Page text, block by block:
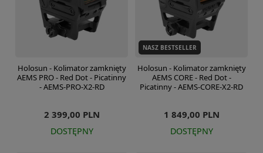
Holosun - Kolimator zamknięty
AEMS PRO - Red Dot - Picatinny
- AEMS-PRO-X2-RD
2 399,00 PLN
DOSTĘPNY
NASZ BESTSELLER
Holosun - Kolimator zamknięty
AEMS CORE - Red Dot -
Picatinny - AEMS-CORE-X2-RD
1 849,00 PLN
DOSTĘPNY